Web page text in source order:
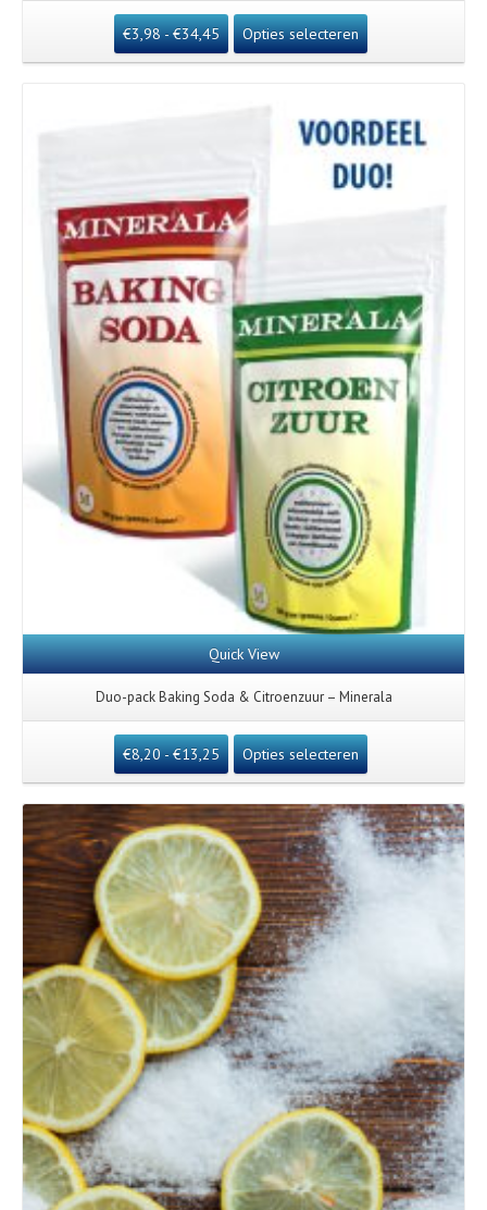
€3,98- €34,45 Opties selecteren
Details
Quick View
Duo-pack Baking Soda & Citroenzuur – Minerala
€8,20- €13,25 Opties selecteren